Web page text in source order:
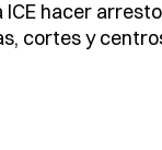
hacer
cortes y